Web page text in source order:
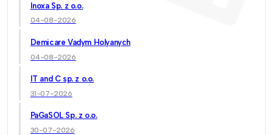
Inoxa Sp. z o.o.
04-08-2026
Demicare Vadym Holyanych
04-08-2026
IT and C sp. z o.o.
31-07-2026
PaGaSOL Sp. z o.o.
30-07-2026